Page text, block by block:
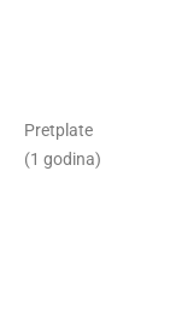
Pretplate
(1 godina)